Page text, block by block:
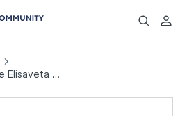
Трофеи, присуждённые Elisaveta Budaeva